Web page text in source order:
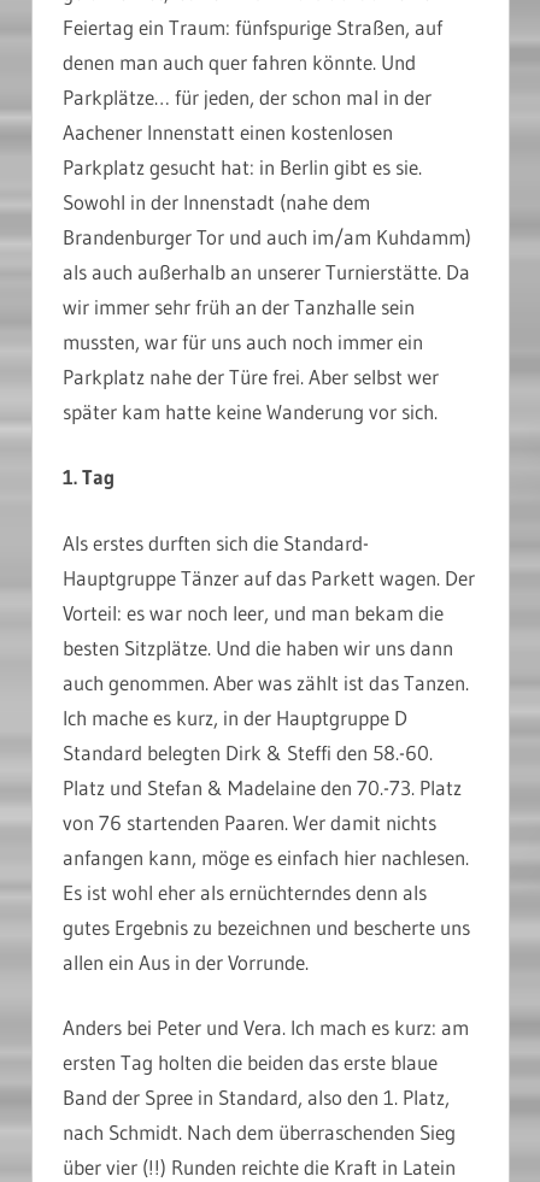
Feiertag ein Traum: fünfspurige Straßen, auf
denen man auch quer fahren könnte. Und
Parkplätze… für jeden, der schon mal in der
Aachener Innenstatt einen kostenlosen
Parkplatz gesucht hat: in Berlin gibt es sie.
Sowohl in der Innenstadt (nahe dem
Brandenburger Tor und auch im/am Kuhdamm)
als auch außerhalb an unserer Turnierstätte. Da
wir immer sehr früh an der Tanzhalle sein
mussten, war für uns auch noch immer ein
Parkplatz nahe der Türe frei. Aber selbst wer
später kam hatte keine Wanderung vor sich.
1. Tag
Als erstes durften sich die Standard-
Hauptgruppe Tänzer auf das Parkett wagen. Der
Vorteil: es war noch leer, und man bekam die
besten Sitzplätze. Und die haben wir uns dann
auch genommen. Aber was zählt ist das Tanzen.
Ich mache es kurz, in der Hauptgruppe D
Standard belegten Dirk & Steffi den 58.-60.
Platz und Stefan & Madelaine den 70.-73. Platz
von 76 startenden Paaren. Wer damit nichts
anfangen kann, möge es einfach hier nachlesen.
Es ist wohl eher als ernüchterndes denn als
gutes Ergebnis zu bezeichnen und bescherte uns
allen ein Aus in der Vorrunde.
Anders bei Peter und Vera. Ich mach es kurz: am
ersten Tag holten die beiden das erste blaue
Band der Spree in Standard, also den 1. Platz,
nach Schmidt. Nach dem überraschenden Sieg
über vier (!!) Runden reichte die Kraft in Latein